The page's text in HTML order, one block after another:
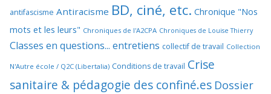
antifascisme Antiracisme BD, ciné, etc. Chronique "Nos
mots et les leurs" Chroniques de l'A2CPA Chroniques de Louise Thierry
Classes en questions... entretiens collectif de travail Collection
N'Autre école / Q2C (Libertalia) Conditions de travail Crise
sanitaire & pédagogie des confiné.es Dossier